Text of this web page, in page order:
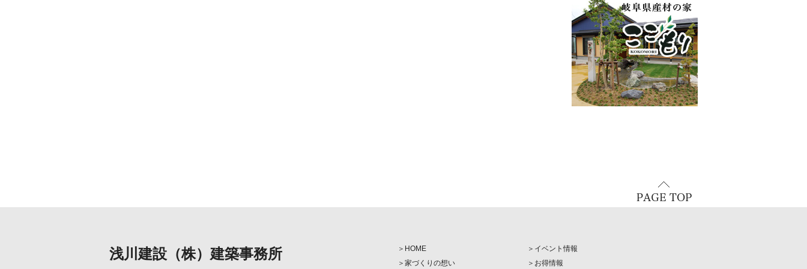
浅川建設（株）建築事務所
HOME
家づくりの想い
イベント情報
お得情報